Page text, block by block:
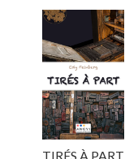
TIRÉS À PART